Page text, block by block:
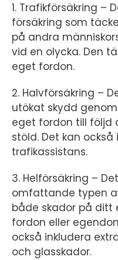
1. Trafikförsäkring –
försäkring som
på andra
vid en olycka. Den
eget fordon.
2. Halvförsäkring –
utökat skydd
eget fordon till följd
stöld. Det kan
trafikassistans.
3. Helförsäkring –
omfattande typen
både skador på ditt
fordon eller
också inkludera
och glasskador.